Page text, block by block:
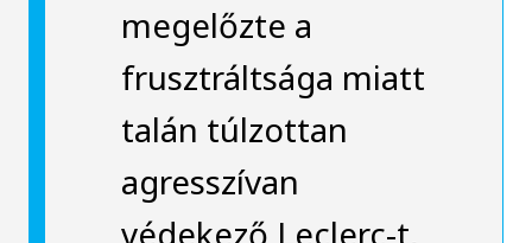
megelőzte a
frusztráltsága miatt
talán túlzottan
agresszívan
védekező Leclerc-t,